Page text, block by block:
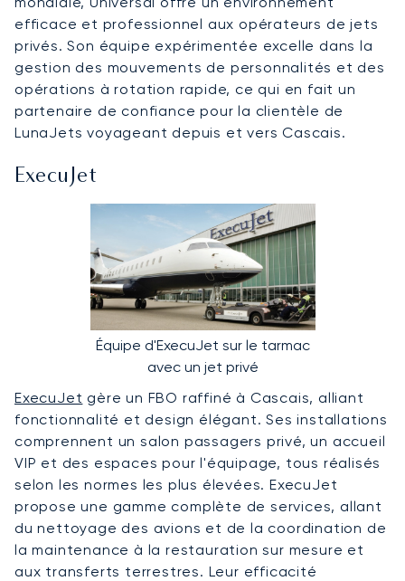
efficace et professionnel aux opérateurs de jets
privés. Son équipe expérimentée excelle dans la
gestion des mouvements de personnalités et des
opérations à rotation rapide, ce qui en fait un
partenaire de confiance pour la clientèle de
LunaJets voyageant depuis et vers Cascais.
ExecuJet
Équipe d'ExecuJet sur le tarmac
avec un jet privé
ExecuJet gère un FBO raffiné à Cascais, alliant
fonctionnalité et design élégant. Ses installations
comprennent un salon passagers privé, un accueil
VIP et des espaces pour l'équipage, tous réalisés
selon les normes les plus élevées. ExecuJet
propose une gamme complète de services, allant
du nettoyage des avions et de la coordination de
la maintenance à la restauration sur mesure et
aux transferts terrestres. Leur efficacité